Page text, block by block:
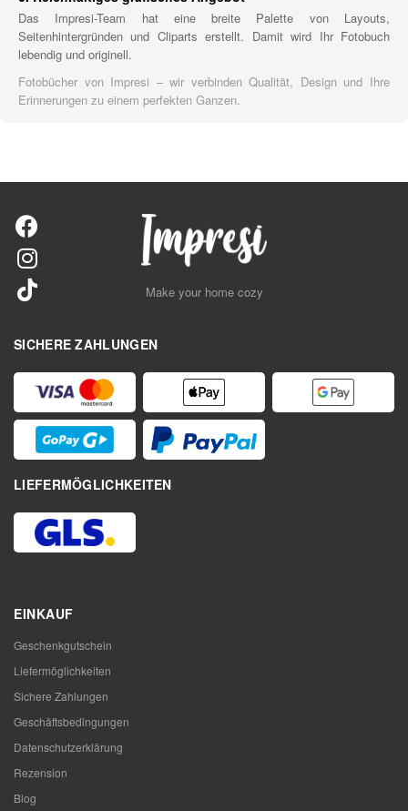
Das Impresi-Team hat eine breite Palette von Layouts,
Seitenhintergründen und Cliparts erstellt. Damit wird Ihr Fotobuch
lebendig und originell.
Fotobücher von Impresi – wir verbinden Qualität, Design und Ihre
Erinnerungen zu einem perfekten Ganzen.
Make your home cozy
SICHERE ZAHLUNGEN
LIEFERMÖGLICHKEITEN
EINKAUF
Geschenkgutschein
Liefermöglichkeiten
Sichere Zahlungen
Geschäftsbedingungen
Datenschutzerklärung
Rezension
Blog